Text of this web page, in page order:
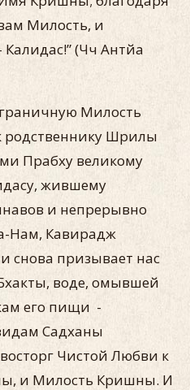
Милость, и
(Чч Антйа
Милость
Шрилы
Прабху великому
жившему
и непрерывно
Нам, Кавирадж
снова призывает нас
воде, омывшей
его пищи -
Садханы
Чистой Любви к
и Милость Кришны. И